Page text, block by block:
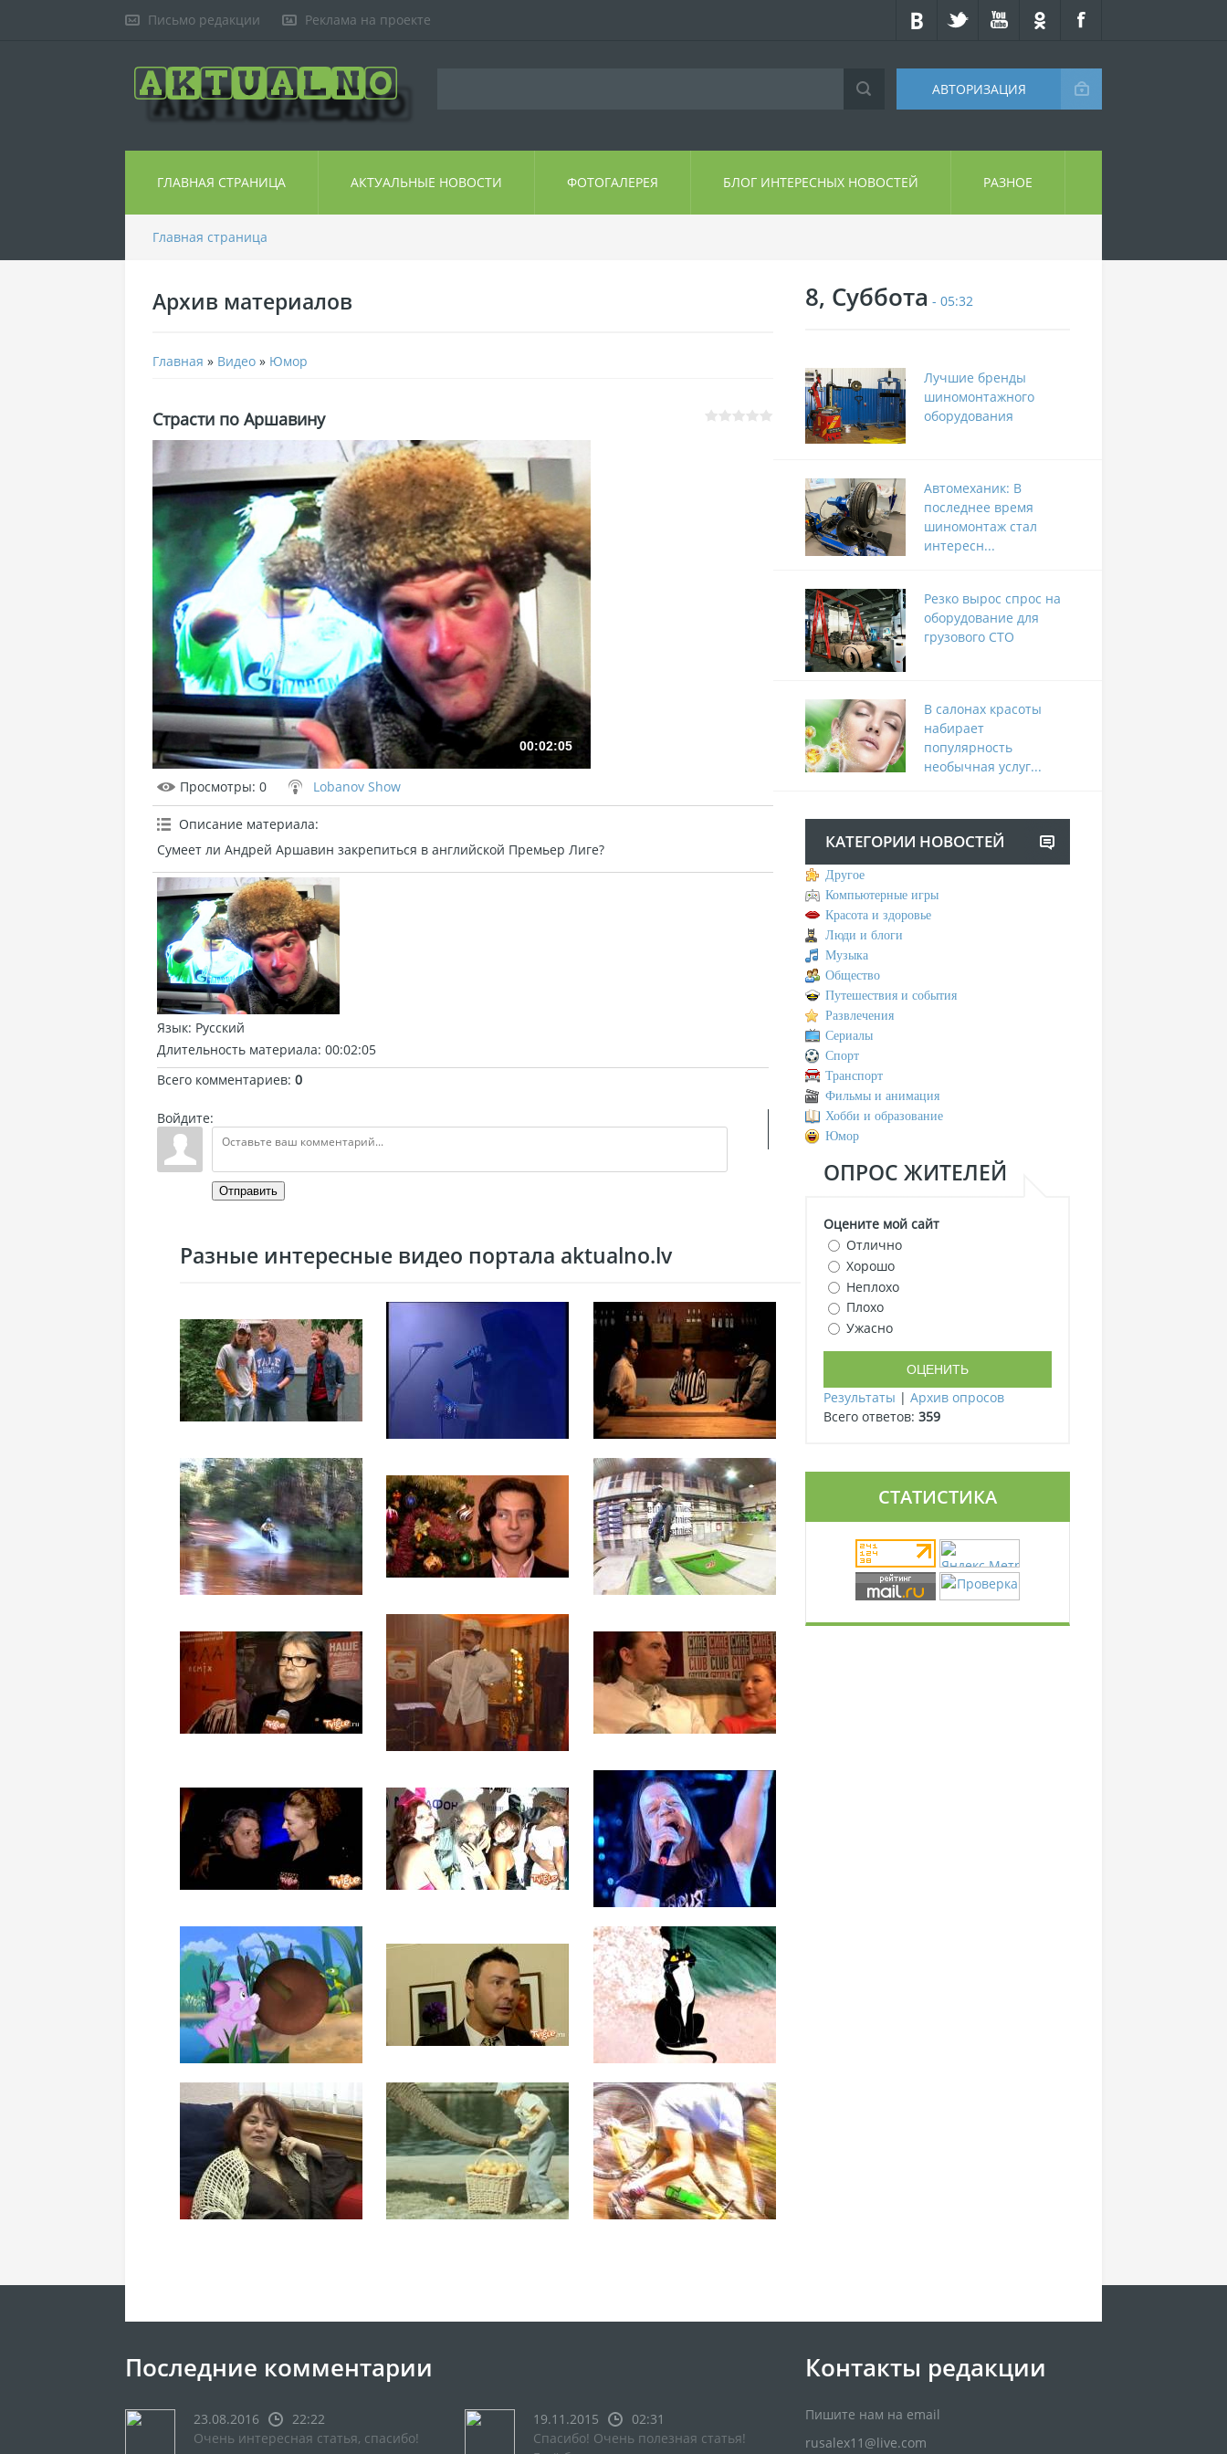
Письмо редакции Реклама на проекте
АВТОРИЗАЦИЯ
ГЛАВНАЯ СТРАНИЦА АКТУАЛЬНЫЕ НОВОСТИ ФОТОГАЛЕРЕЯ БЛОГ ИНТЕРЕСНЫХ НОВОСТЕЙ РАЗНОЕ
Главная страница
Архив материалов
Главная » Видео » Юмор
Страсти по Аршавину
00:02:05
Просмотры: 0 Lobanov Show
Описание материала:
Сумеет ли Андрей Аршавин закрепиться в английской Премьер Лиге?
Язык: Русский
Длительность материала: 00:02:05
Всего комментариев: 0
Войдите:
Отправить
Разные интересные видео портала aktualno.lv
8, Суббота - 05:32
Лучшие бренды
шиномонтажного
оборудования
Автомеханик: В
последнее время
шиномонтаж стал
интересн...
Резко вырос спрос на
оборудование для
грузового СТО
В салонах красоты
набирает
популярность
необычная услуг...
КАТЕГОРИИ НОВОСТЕЙ
Другое
Компьютерные игры
Красота и здоровье
Люди и блоги
Музыка
Общество
Путешествия и события
Развлечения
Сериалы
Спорт
Транспорт
Фильмы и анимация
Хобби и образование
Юмор
ОПРОС ЖИТЕЛЕЙ
Оцените мой сайт
Отлично
Хорошо
Неплохо
Плохо
Ужасно
Результаты | Архив опросов
Всего ответов: 359
СТАТИСТИКА
Последние комментарии
23.08.2016
22:22
Очень интересная статья, спасибо!
19.11.2015
02:31
Спасибо! Очень полезная статья!
Контакты редакции
Пишите нам на email
rusalex11@live.com